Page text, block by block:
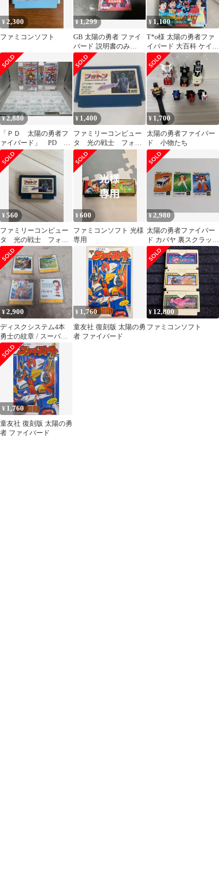
¥2,300
ファミコンソフト
¥1,299
GB 太陽の勇者 ファイ
バード 説明書のみ
260514
¥ 1,100
T*o様 太陽の勇者ファ
イバード 大百科 ケイブ
ンシャ
¥2,880
「ＰＤ 太陽の勇者フ
ァイバード」 PD フ
ァイバード 外箱 取
説
¥ 1,400
ファミリーコンピュー
タ 光の戦士 フォト
ン
¥ 1,700
太陽の勇者ファイバー
ド 小物たち
¥560
ファミリーコンピュー
タ 光の戦士 フォト
ン
¥600
ファミコンソフト 光様
専用
¥2,980
太陽の勇者ファイバー
ド カバヤ 裏スクラッチ
未削り カード 3枚セッ
ト
¥2,900
ディスクシステム4本
勇士の紋章 / スーパー
ロードランナー 他
¥ 1,760
童友社 復刻版 太陽の勇
者 ファイバード
¥ 12,800
ファミコンソフト
¥ 1,760
童友社 復刻版 太陽の勇
者 ファイバード